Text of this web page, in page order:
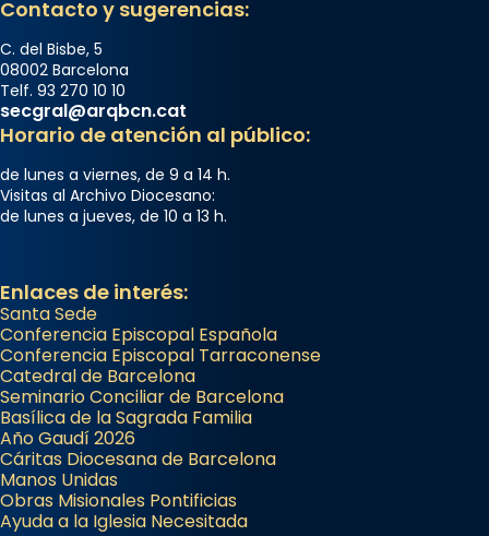
Contacto y sugerencias:
C. del Bisbe, 5
08002 Barcelona
Telf. 93 270 10 10
secgral@arqbcn.cat
Horario de atención al público:
de lunes a viernes, de 9 a 14 h.
Visitas al Archivo Diocesano:
de lunes a jueves, de 10 a 13 h.
Enlaces de interés:
Santa Sede
Conferencia Episcopal Española
Conferencia Episcopal Tarraconense
Catedral de Barcelona
Seminario Conciliar de Barcelona
Basílica de la Sagrada Familia
Año Gaudí 2026
Cáritas Diocesana de Barcelona
Manos Unidas
Obras Misionales Pontificias
Ayuda a la Iglesia Necesitada